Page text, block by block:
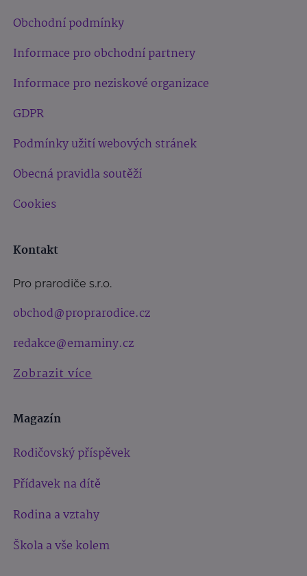
Obchodní podmínky
Informace pro obchodní partnery
Informace pro neziskové organizace
GDPR
Podmínky užití webových stránek
Obecná pravidla soutěží
Cookies
Kontakt
Pro prarodiče s.r.o.
obchod@proprarodice.cz
redakce@emaminy.cz
Zobrazit více
Magazín
Rodičovský příspěvek
Přídavek na dítě
Rodina a vztahy
Škola a vše kolem